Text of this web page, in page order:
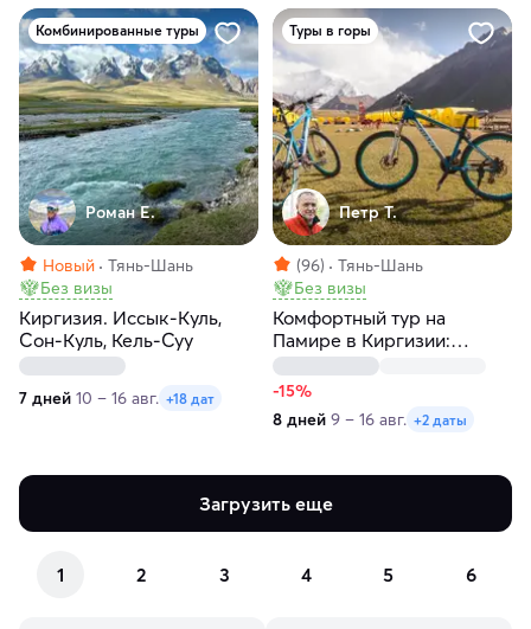
Комбинированные туры
Роман Е.
Новый
Тянь-Шань
Без визы
Киргизия. Иссык-Куль,
Сон-Куль, Кель-Суу
7 дней 10 – 16 авг. +18 дат
Туры в горы
Петр Т.
(96)
Тянь-Шань
Без визы
Комфортный тур на
Памире в Киргизии:
легкий треккинг и
погружение в культуру
кочевников
-15%
8 дней 9 – 16 авг. +2 даты
Загрузить еще
1 2 3 4 5 6